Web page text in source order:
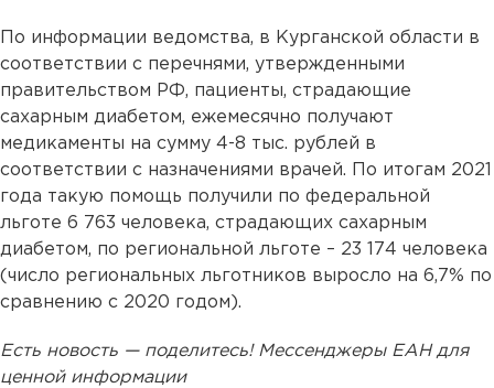
По информации ведомства, в Курганской области в
соответствии с перечнями, утвержденными
правительством РФ, пациенты, страдающие
сахарным диабетом, ежемесячно получают
медикаменты на сумму 4-8 тыс. рублей в
соответствии с назначениями врачей. По итогам 2021
года такую помощь получили по федеральной
льготе 6 763 человека, страдающих сахарным
диабетом, по региональной льготе – 23 174 человека
(число региональных льготников выросло на 6,7% по
сравнению с 2020 годом).
Есть новость — поделитесь! Мессенджеры ЕАН для
ценной информации